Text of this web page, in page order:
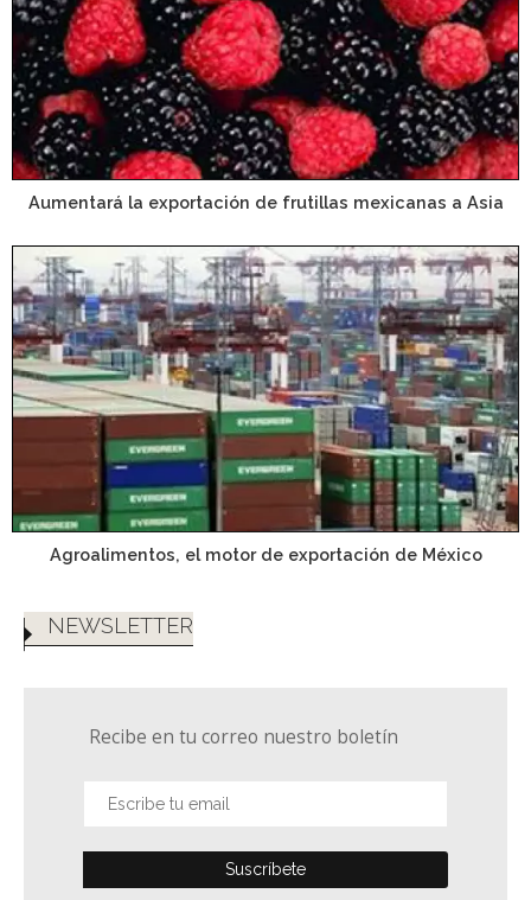
Aumentará la exportación de frutillas mexicanas a Asia
Agroalimentos, el motor de exportación de México
NEWSLETTER
Recibe en tu correo nuestro boletín